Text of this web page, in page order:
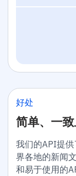
好处
简单、一
我们的API提
界各地的新闻
和易于使用的